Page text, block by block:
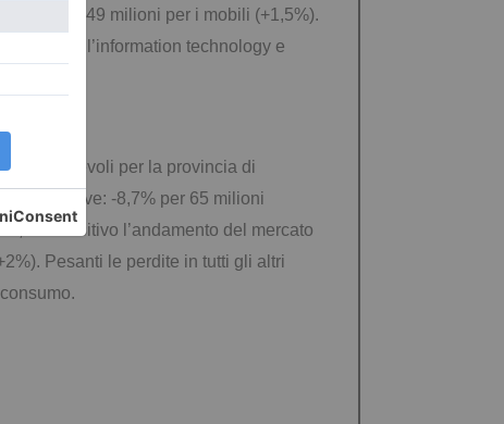
(-1,1%) e 49 milioni per i mobili (+1,5%).
2,4% per l’information technology e
beni durevoli per la provincia di
auto nuove: -8,7% per 65 milioni
Positivo l’andamento del mercato
Pesanti le perdite in tutti gli altri